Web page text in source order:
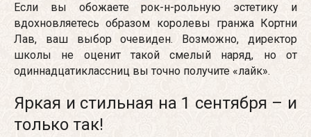
Если вы обожаете рок-н-рольную эстетику и
вдохновляетесь образом королевы гранжа Кортни
Лав, ваш выбор очевиден. Возможно, директор
школы не оценит такой смелый наряд, но от
одиннадцатиклассниц вы точно получите «лайк».
Яркая и стильная на 1 сентября – и
только так!